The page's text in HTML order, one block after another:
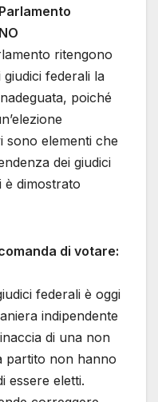
ritengono
federali la
poiché
sono elementi che
dei giudici
è dimostrato
di votare:
federali è oggi
indipendente
di una non
partito non hanno
essere eletti.